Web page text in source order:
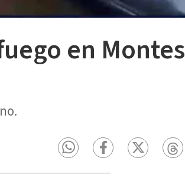
en Montes